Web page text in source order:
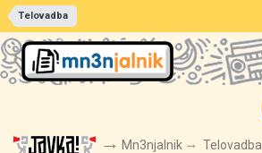
Telovadba
Mn3njalnik Telovadba